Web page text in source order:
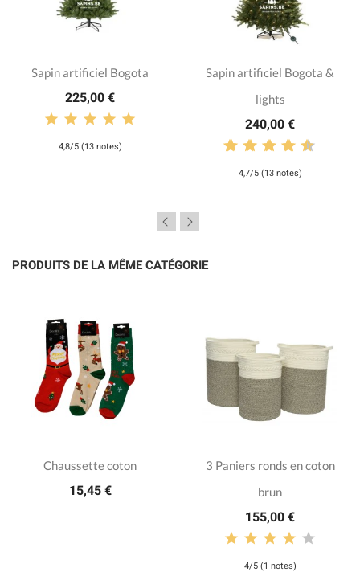
Sapin artificiel Bogota
225,00 €
4,8/5 (13 notes)
Sapin artificiel Bogota &
lights
240,00 €
4,7/5 (13 notes)
PRODUITS DE LA MÊME CATÉGORIE
Chaussette coton
15,45 €
3 Paniers ronds en coton
brun
155,00 €
4/5 (1 notes)